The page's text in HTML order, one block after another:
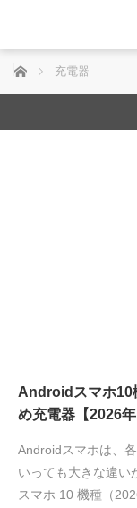
ホーム 充電器
Androidスマホ10
め充電器【2026年
Androidスマホは、
いっても大きな違い
スマホ 10 機種（